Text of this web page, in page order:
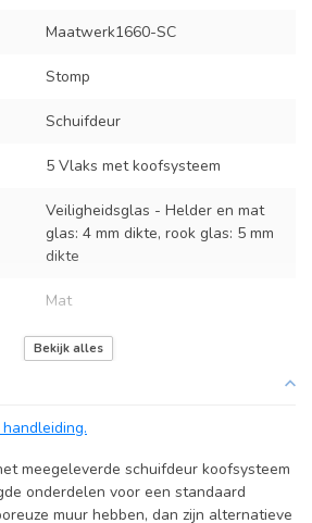
Maatwerk1660-SC
Stomp
Schuifdeur
5 Vlaks met koofsysteem
Veiligheidsglas - Helder en mat
glas: 4 mm dikte, rook glas: 5 mm
dikte
Mat
Op maat gemaakt
Bekijk alles
meegeleverde schuifdeur koofsysteem
onderdelen voor een standaard
muur hebben, dan zijn alternatieve